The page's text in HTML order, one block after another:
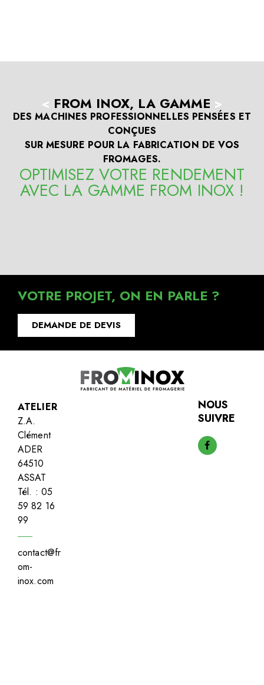
< FROM INOX, LA GAMME >
DES MACHINES PROFESSIONNELLES PENSÉES ET
CONÇUES
SUR MESURE POUR LA FABRICATION DE VOS
FROMAGES.
OPTIMISEZ VOTRE RENDEMENT
AVEC LA GAMME FROM INOX !
VOTRE PROJET, ON EN PARLE ?
DEMANDE DE DEVIS
ATELIER
Z.A.
Clément
ADER
64510
ASSAT
Tél. : 05
59 82 16
99
contact@fr
om-
inox.com
NOUS
SUIVRE